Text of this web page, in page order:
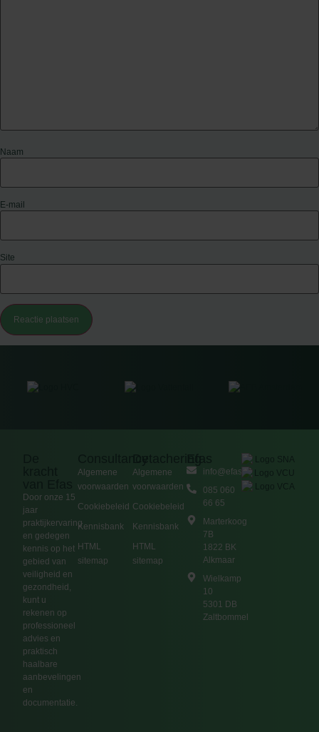
Naam
E-mail
Site
Door onze 15
jaar
praktijkervaring
en gedegen
kennis op het
gebied van
veiligheid en
gezondheid,
kunt u
rekenen op
professioneel
advies en
praktisch
haalbare
aanbevelingen
en
documentatie.
Algemene
voorwaarden
Cookiebeleid
Kennisbank
HTML
sitemap
Detachering
Algemene
voorwaarden
Cookiebeleid
Kennisbank
HTML
sitemap
Efas
info@efas.nl
085 060
66 65
Marterkoog
7B
1822 BK
Alkmaar
Wielkamp
10
5301 DB
Zaltbommel